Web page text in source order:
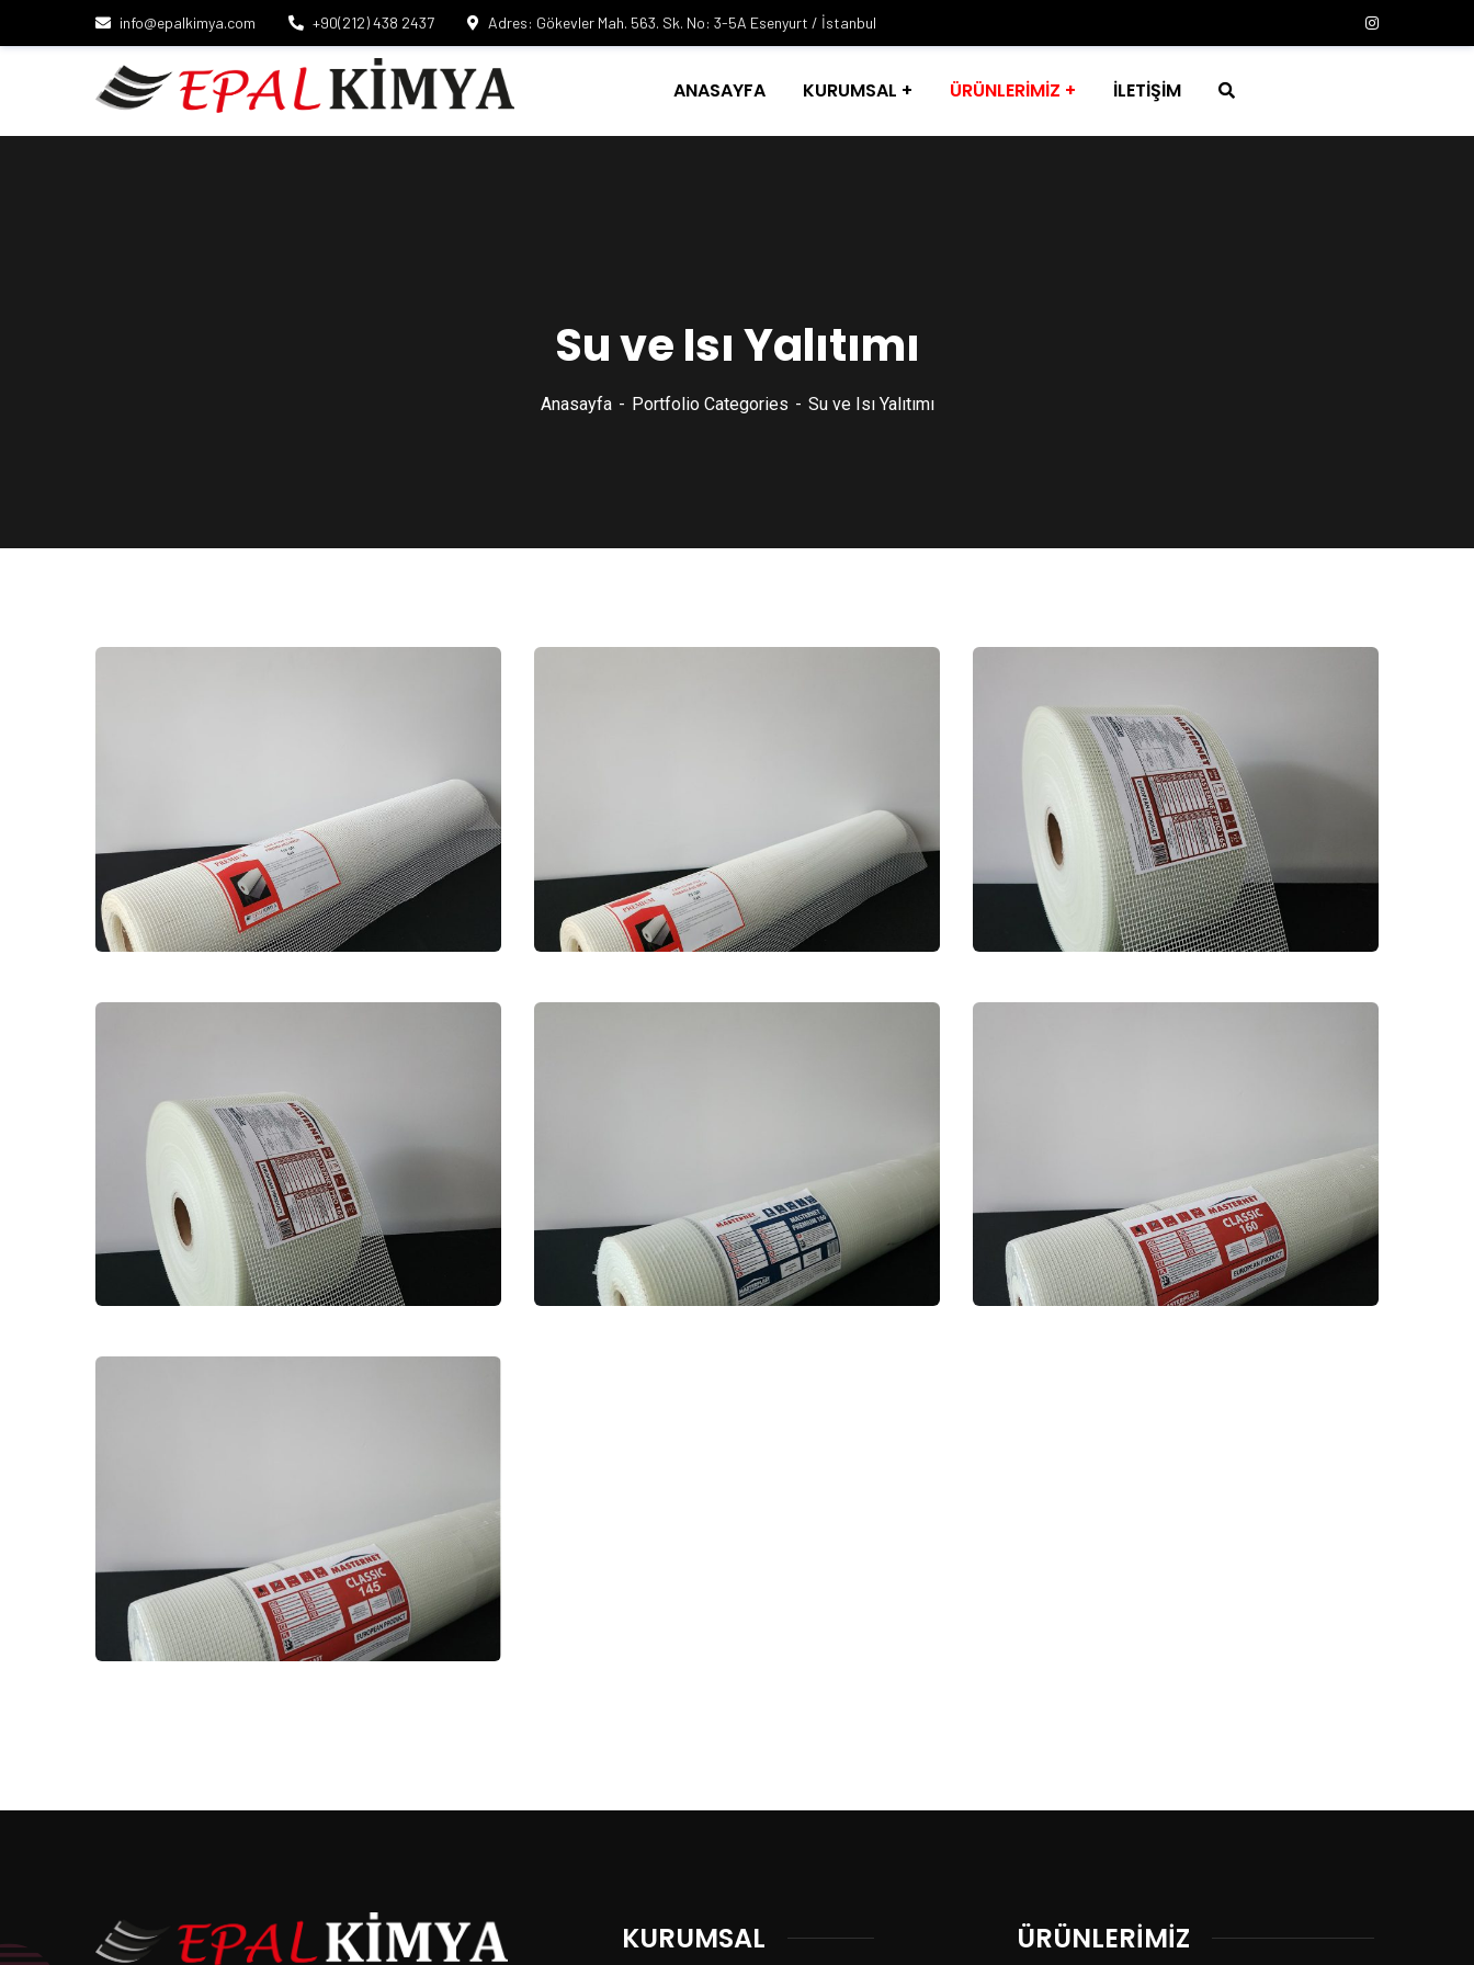
info@epalkimya.com +90(212) 438 2437 Adres: Gökevler Mah. 563. Sk. No: 3-5A Esenyurt / İstanbul
ANASAYFA KURUMSAL ÜRÜNLERİMİZ İLETİŞİM
Su ve Isı Yalıtımı
Anasayfa Portfolio Categories Su ve Isı Yalıtımı
PREMIUM 110GR MERMER
PLAKA EPOKSİ FİLESİ
PREMIUM 75GR MERMER
PLAKA EPOKSİ FİLESİ
MASTERNET 165 PRO CAM
ELYAF FİLE 20CM
MASTERNET 165 PRO CAM
ELYAF FİLE 10CM
MASTERNET 160 5X5
PREMIUM CAM ELYAF FİLE
MASTERNET 160GR CLASSIC
CAM ELYAF FİLE
MASTERNET 145GR CLASSIC
CAM ELYAF FİLE
KURUMSAL ÜRÜNLERİMİZ